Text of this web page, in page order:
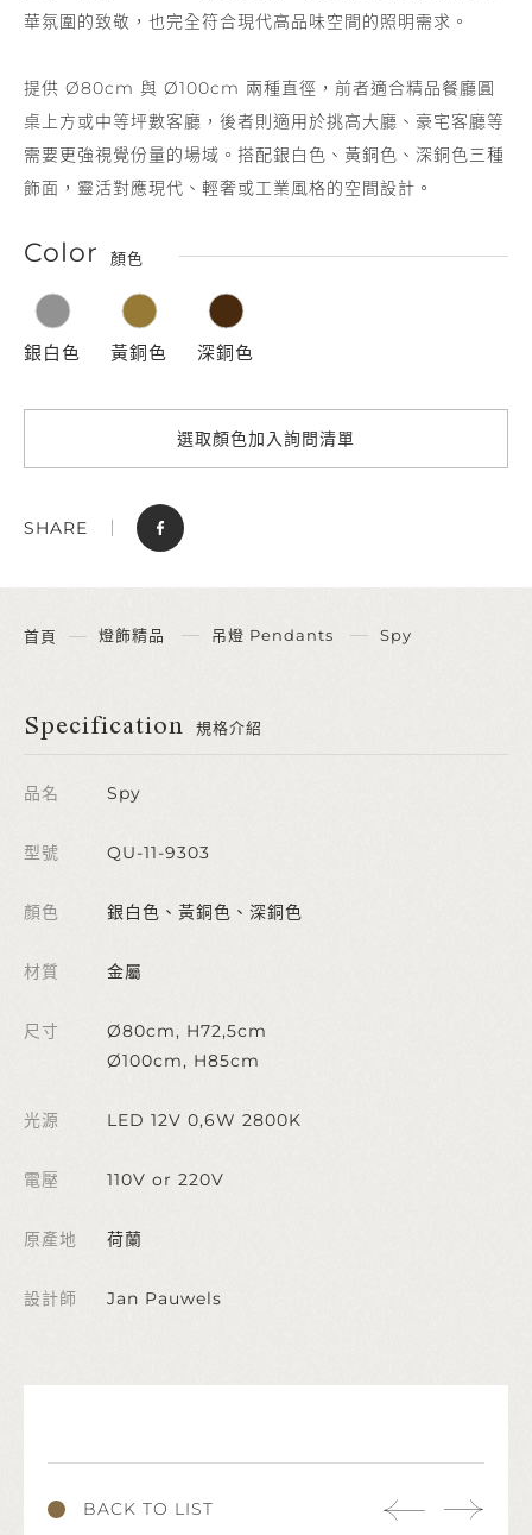
華氛圍的致敬，也完全符合現代高品味空間的照明需求。
提供 Ø80cm 與 Ø100cm 兩種直徑，前者適合精品餐廳圓
桌上方或中等坪數客廳，後者則適用於挑高大廳、豪宅客廳等
需要更強視覺份量的場域。搭配銀白色、黃銅色、深銅色三種
飾面，靈活對應現代、輕奢或工業風格的空間設計。
Color 顏色
銀白色 黃銅色 深銅色
選取顏色加入詢問清單
SHARE
首頁 燈飾精品 吊燈 Pendants Spy
Specification 規格介紹
品名 Spy
型號 QU-11-9303
顏色 銀白色、黃銅色、深銅色
材質 金屬
尺寸
Ø80cm, H72,5cm
Ø100cm, H85cm
光源 LED 12V 0,6W 2800K
電壓 110V or 220V
原產地 荷蘭
設計師 Jan Pauwels
BACK TO LIST